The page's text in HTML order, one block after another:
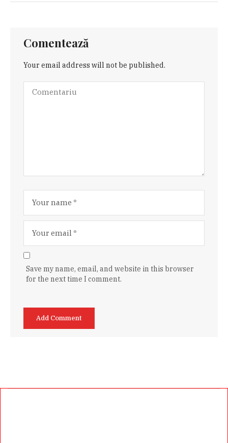
Comentează
Your email address will not be published.
Save my name, email, and website in this browser
for the next time I comment.